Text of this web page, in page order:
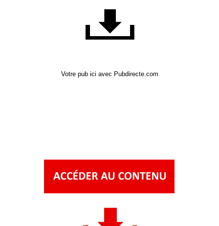
Votre pub ici avec Pubdirecte.com